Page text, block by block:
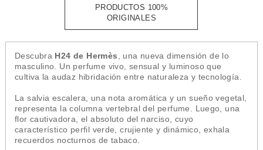
PRODUCTOS 100%
ORIGINALES
Descubra H24 de Hermès , una nueva dimensión de lo
masculino. Un perfume vivo, sensual y luminoso que
cultiva la audaz hibridación entre naturaleza y tecnología.
La salvia escalera, una nota aromática y un sueño vegetal,
representa la columna vertebral del perfume. Luego, una
flor cautivadora, el absoluto del narciso, cuyo
característico perfil verde, crujiente y dinámico, exhala
recuerdos nocturnos de tabaco.